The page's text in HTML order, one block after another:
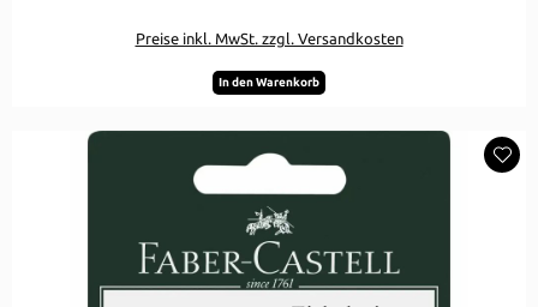
Preise inkl. MwSt. zzgl. Versandkosten
In den Warenkorb